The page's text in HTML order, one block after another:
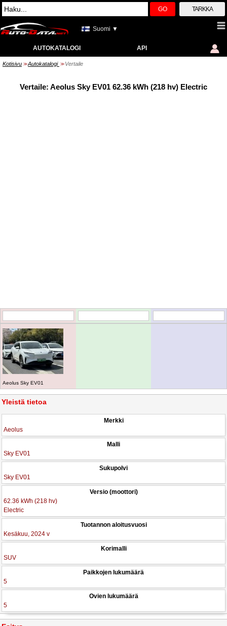
GO TARKKA
Suomi ▼
AUTOKATALOGI API
Kotisivu >> Autokatalogi >> Vertaile
Vertaile: Aeolus Sky EV01 62.36 kWh (218 hv) Electric
Aeolus Sky EV01
Yleistä tietoa
Merkki
Aeolus
Malli
Sky EV01
Sukupolvi
Sky EV01
Versio (moottori)
62.36 kWh (218 hv)
Electric
Tuotannon aloitusvuosi
Kesäkuu, 2024 v
Korimalli
SUV
Paikkojen lukumäärä
5
Ovien lukumäärä
5